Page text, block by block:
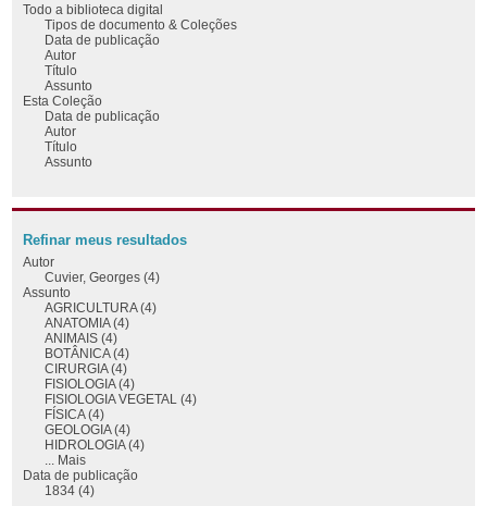
Todo a biblioteca digital
Tipos de documento & Coleções
Data de publicação
Autor
Título
Assunto
Esta Coleção
Data de publicação
Autor
Título
Assunto
Refinar meus resultados
Autor
Cuvier, Georges (4)
Assunto
AGRICULTURA (4)
ANATOMIA (4)
ANIMAIS (4)
BOTÂNICA (4)
CIRURGIA (4)
FISIOLOGIA (4)
FISIOLOGIA VEGETAL (4)
FÍSICA (4)
GEOLOGIA (4)
HIDROLOGIA (4)
... Mais
Data de publicação
1834 (4)